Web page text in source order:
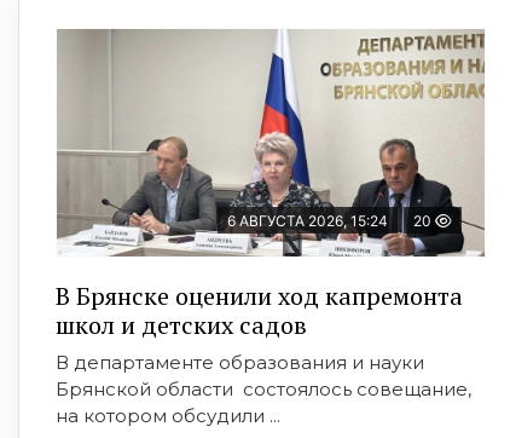
6 АВГУСТА 2026, 15:24 20
В Брянске оценили ход капремонта
школ и детских садов
В департаменте образования и науки
Брянской области состоялось совещание,
на котором обсудили ...